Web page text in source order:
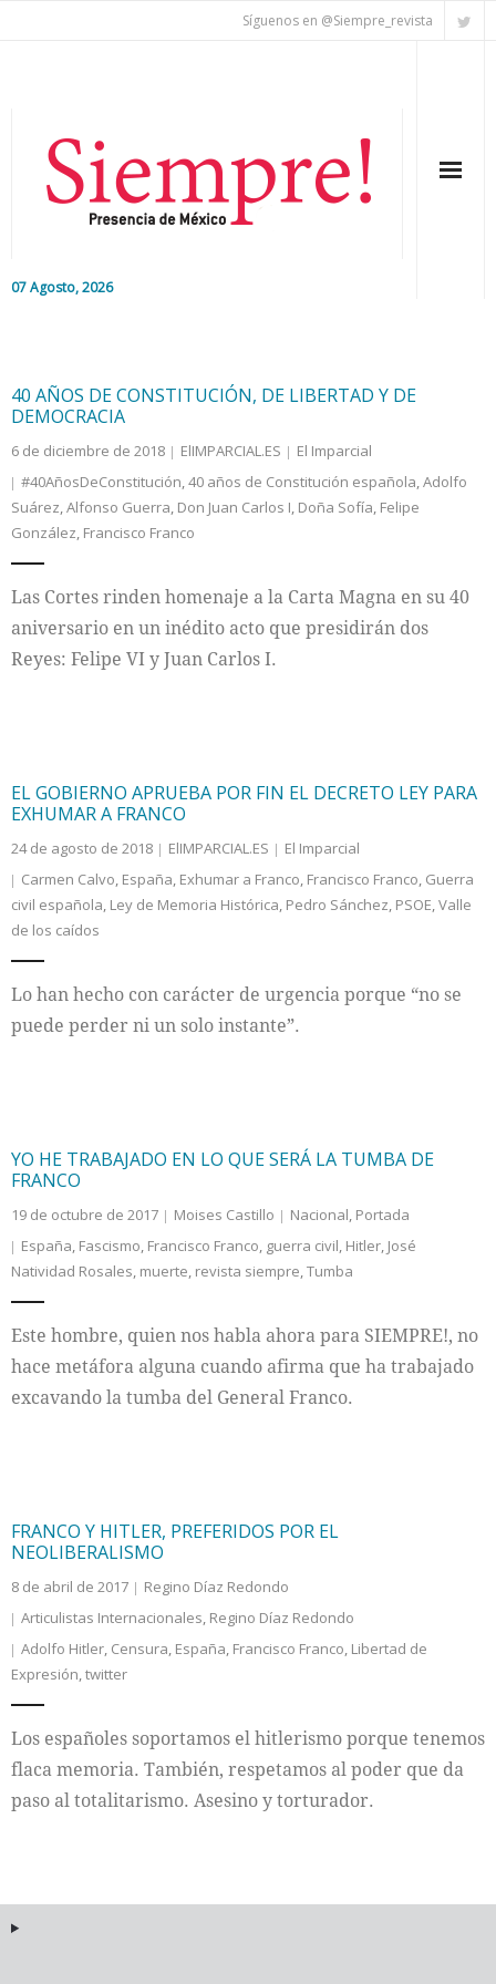
Síguenos en @Siempre_revista
07 Agosto, 2026
Editorial
Colaboradores
Internacional
Cultura
40 AÑOS DE CONSTITUCIÓN, DE LIBERTAD Y DE
DEMOCRACIA
6 de diciembre de 2018 ElIMPARCIAL.ES
El Imparcial
#40AñosDeConstitución,40 años de Constitución española,Adolfo
Suárez,Alfonso Guerra, Don Juan Carlos I, Doña Sofía, Felipe
González, Francisco Franco
Las Cortes rinden homenaje a la Carta Magna en su 40
aniversario en un inédito acto que presidirán dos
Reyes: Felipe VI y Juan Carlos I.
EL GOBIERNO APRUEBA POR FIN EL DECRETO LEY PARA
EXHUMAR A FRANCO
24 de agosto de 2018 ElIMPARCIAL.ES
El Imparcial
Carmen Calvo, España, Exhumar a Franco, Francisco Franco, Guerra
civil española, Ley de Memoria Histórica, Pedro Sánchez, PSOE,Valle
de los caídos
Lo han hecho con carácter de urgencia porque “no se
puede perder ni un solo instante”.
YO HE TRABAJADO EN LO QUE SERÁ LA TUMBA DE
FRANCO
19 de octubre de 2017 Moises Castillo Nacional, Portada
España, Fascismo, Francisco Franco, guerra civil, Hitler, José
Natividad Rosales, muerte, revista siempre,Tumba
Este hombre, quien nos habla ahora para SIEMPRE!, no
hace metáfora alguna cuando afirma que ha trabajado
excavando la tumba del General Franco.
FRANCO Y HITLER, PREFERIDOS POR EL
NEOLIBERALISMO
8 de abril de 2017
Regino Díaz Redondo
Articulistas Internacionales, Regino Díaz Redondo
Adolfo Hitler, Censura, España, Francisco Franco, Libertad de
Expresión,twitter
Los españoles soportamos el hitlerismo porque tenemos
flaca memoria. También, respetamos al poder que da
paso al totalitarismo. Asesino y torturador.